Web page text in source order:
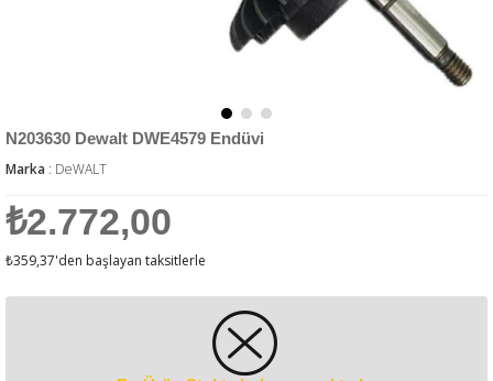
N203630 Dewalt DWE4579 Endüvi
Marka : DeWALT
₺2.772,00
₺359,37'den başlayan taksitlerle